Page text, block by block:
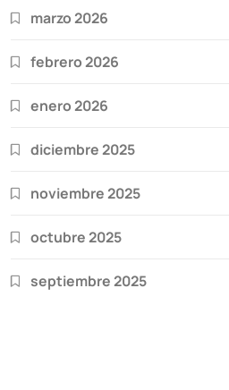
marzo 2026
febrero 2026
enero 2026
diciembre 2025
noviembre 2025
octubre 2025
septiembre 2025